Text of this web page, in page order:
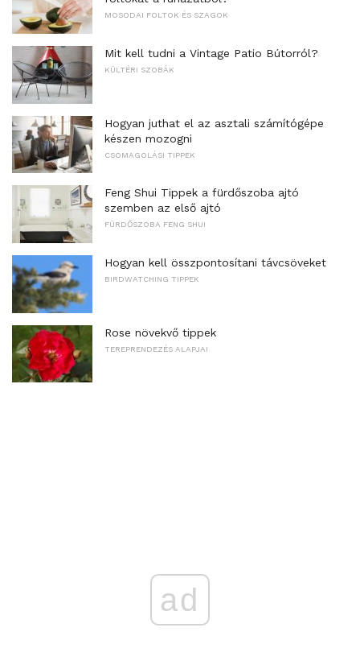
MOSODAI FOLTOK ÉS SZAGOK
Mit kell tudni a Vintage Patio Bútorról?
KÜLTÉRI SZOBÁK
Hogyan juthat el az asztali számítógépe
készen mozogni
CSOMAGOLÁSI TIPPEK
Feng Shui Tippek a fürdőszoba ajtó
szemben az első ajtó
FÜRDŐSZOBA FENG SHUI
Hogyan kell összpontosítani távcsöveket
BIRDWATCHING TIPPEK
Rose növekvő tippek
TEREPRENDEZÉS ALAPJAI
ad